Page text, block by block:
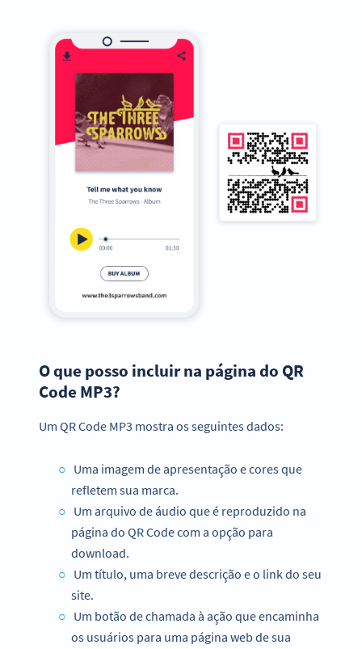
O que posso incluir na página do QR
Code MP3?
Um QR Code MP3 mostra os seguintes dados:
Uma imagem de apresentação e cores que
refletem sua marca.
Um arquivo de áudio que é reproduzido na
página do QR Code com a opção para
download.
Um título, uma breve descrição e o link do seu
site.
Um botão de chamada à ação que encaminha
os usuários para uma página web de sua